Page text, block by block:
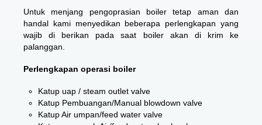
Untuk menjang pengoprasian boiler tetap aman dan
handal kami menyedikan beberapa perlengkapan yang
wajib di berikan pada saat boiler akan di krim ke
palanggan.
Perlengkapan operasi boiler
Katup uap / steam outlet valve
Katup Pembuangan/Manual blowdown valve
Katup Air umpan/feed water valve